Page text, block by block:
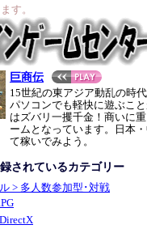
す。
巨商伝
15世紀の東アジア動乱の時
パソコンでも軽快に遊ぶこ
はズバリ一攫千金！商いに
ームとなっています。日本
て稼いでみよう。
されているカテゴリー
> 多人数参加型･対戦